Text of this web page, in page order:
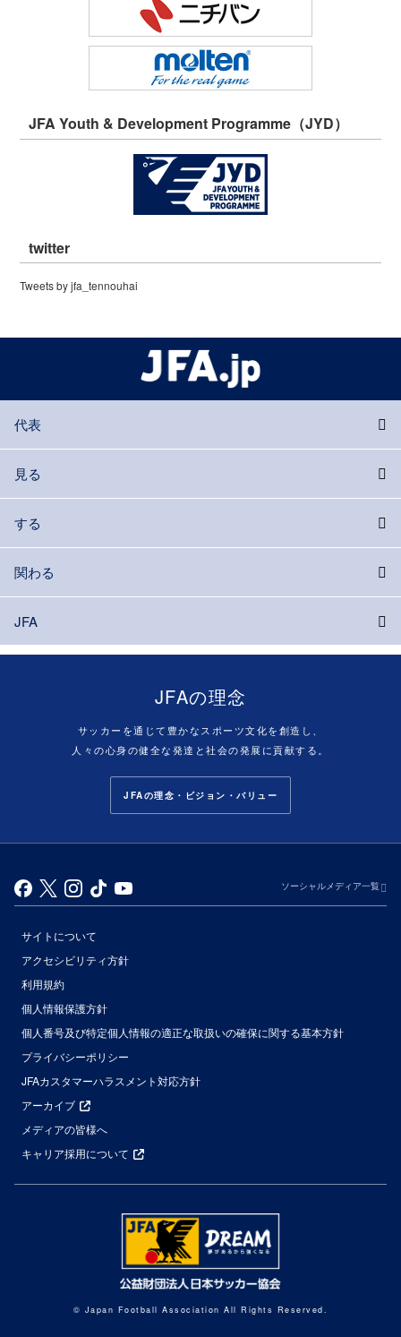
JFA Youth & Development Programme（JYD）
twitter
Tweets by jfa_tennouhai
代表
見る
する
関わる
JFA
JFAの理念
サッカーを通じて豊かなスポーツ文化を創造し、
人々の心身の健全な発達と社会の発展に貢献する。
JFAの理念・ビジョン・バリュー
ソーシャルメディア一覧
サイトについて
アクセシビリティ方針
利用規約
個人情報保護方針
個人番号及び特定個人情報の適正な取扱いの確保に関する基本方針
プライバシーポリシー
JFAカスタマーハラスメント対応方針
アーカイブ
メディアの皆様へ
キャリア採用について
© Japan Football Association All Rights Reserved.